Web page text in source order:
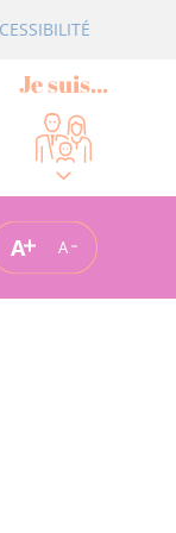
Je suis...
A A